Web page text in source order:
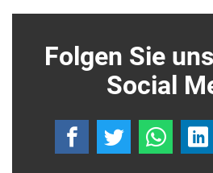
Folgen Sie
Social